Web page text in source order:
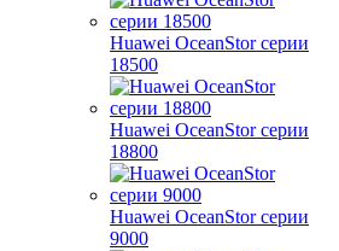
Huawei OceanStor серии
18500
Huawei OceanStor серии
18800
Huawei OceanStor серии
9000